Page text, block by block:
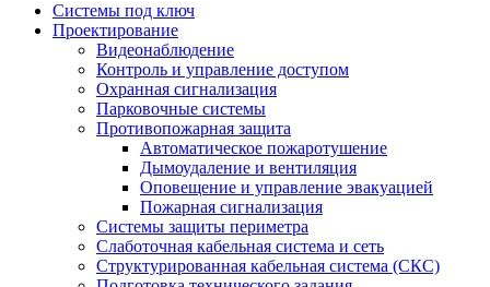
Системы под ключ
Проектирование
Видеонаблюдение
Контроль и управление доступом
Охранная сигнализация
Парковочные системы
Противопожарная защита
Автоматическое пожаротушение
Дымоудаление и вентиляция
Оповещение и управление эвакуацией
Пожарная сигнализация
Системы защиты периметра
Слаботочная кабельная система и сеть
Структурированная кабельная система (СКС)